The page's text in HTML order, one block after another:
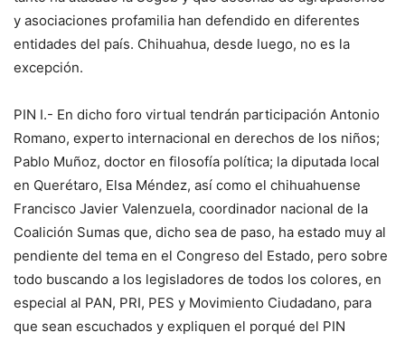
y asociaciones profamilia han defendido en diferentes
entidades del país. Chihuahua, desde luego, no es la
excepción.
PIN I.- En dicho foro virtual tendrán participación Antonio
Romano, experto internacional en derechos de los niños;
Pablo Muñoz, doctor en filosofía política; la diputada local
en Querétaro, Elsa Méndez, así como el chihuahuense
Francisco Javier Valenzuela, coordinador nacional de la
Coalición Sumas que, dicho sea de paso, ha estado muy al
pendiente del tema en el Congreso del Estado, pero sobre
todo buscando a los legisladores de todos los colores, en
especial al PAN, PRI, PES y Movimiento Ciudadano, para
que sean escuchados y expliquen el porqué del PIN